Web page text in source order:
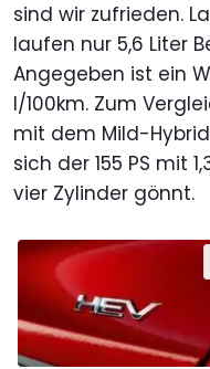
sind wir zufrieden.
laufen nur 5,6 Liter
Angegeben ist ein
l/100km. Zum
mit dem Mild-
sich der 155 PS mit
vier Zylinder gönnt.